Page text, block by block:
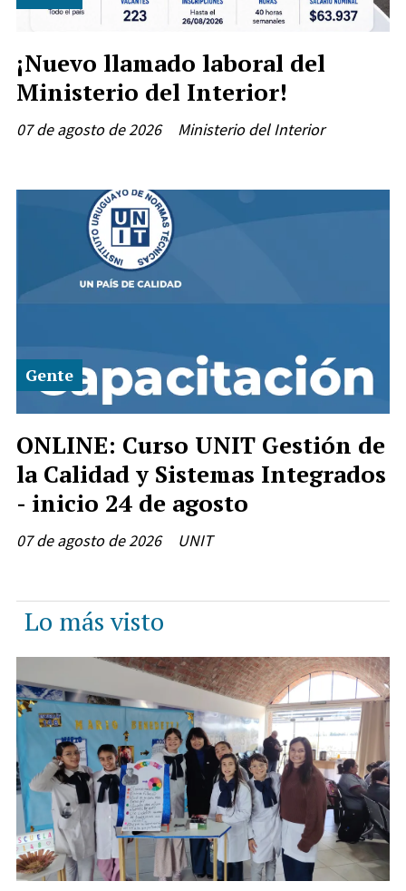
¡Nuevo llamado laboral del
Ministerio del Interior!
Ministerio del Interior
07 de agosto de 2026
ONLINE: Curso UNIT Gestión de
la Calidad y Sistemas Integrados
- inicio 24 de agosto
UNIT
Gente
07 de agosto de 2026
Lo más visto